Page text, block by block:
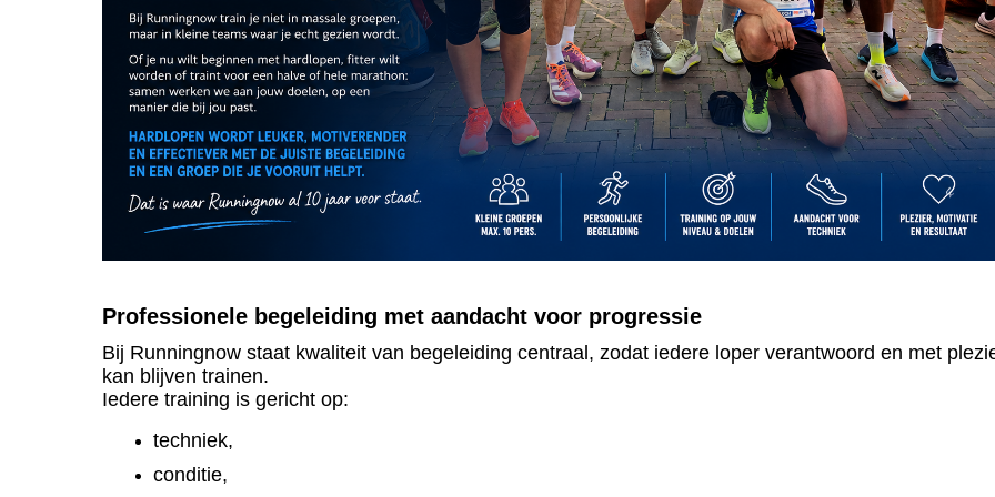
Professionele begeleiding met aandacht voor progressie
Bij Runningnow staat kwaliteit van begeleiding centraal, zodat iedere loper verantwoord en met
kan blijven trainen.
Iedere training is gericht op:
techniek,
conditie,